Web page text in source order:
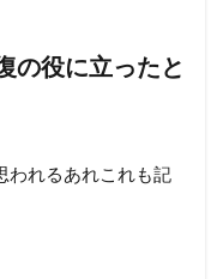
の役に立ったと
われるあれこれも記